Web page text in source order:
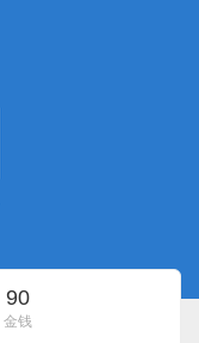
90
金钱